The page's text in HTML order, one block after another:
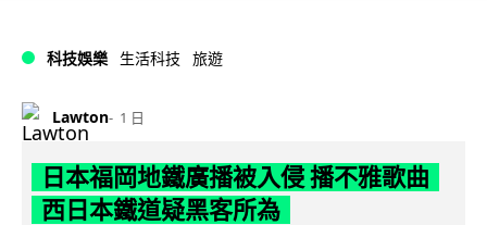
科技娛樂 生活科技 旅遊
Lawton 1 日
日本福岡地鐵廣播被入侵 播不雅歌曲
西日本鐵道疑黑客所為